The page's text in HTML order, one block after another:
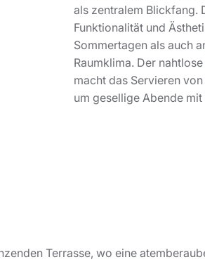
als zentralem Blickfang.
Funktionalität und
Sommertagen als auch
Raumklima. Der
macht das Servieren
um gesellige Abende
Terrasse, wo eine